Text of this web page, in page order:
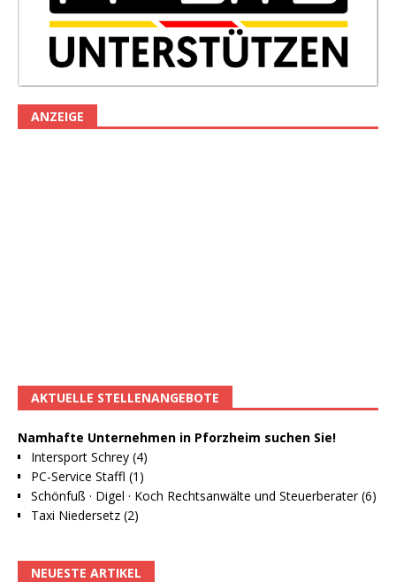
ANZEIGE
AKTUELLE STELLENANGEBOTE
Namhafte Unternehmen in Pforzheim suchen Sie!
Intersport Schrey (4)
PC-Service Staffl (1)
Schönfuß · Digel · Koch Rechtsanwälte und Steuerberater (6)
Taxi Niedersetz (2)
NEUESTE ARTIKEL